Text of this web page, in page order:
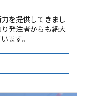
を提供してきまし
発注者からも絶大
ます。